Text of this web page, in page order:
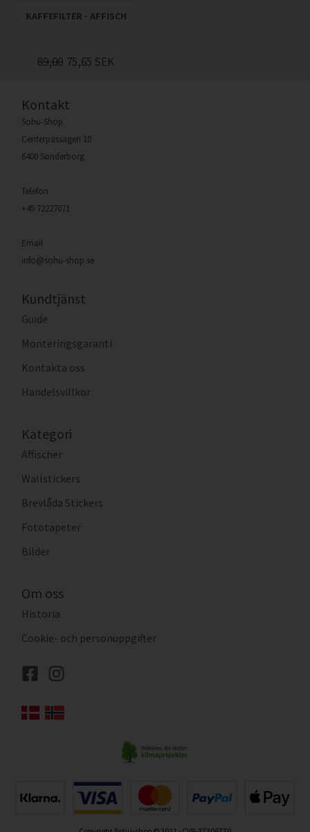
KAFFEFILTER - AFFISCH
89,00 75,65 SEK
Kontakt
Sohu-Shop
Centerpassagen 10
6400 Sønderborg
Telefon
+45 72227071
Email
info@sohu-shop.se
Kundtjänst
Guide
Monteringsgaranti
Kontakta oss
Handelsvillkor
Kategori
Affischer
Wallstickers
Brevlåda Stickers
Fototapeter
Bilder
Om oss
Historia
Cookie- och personuppgifter